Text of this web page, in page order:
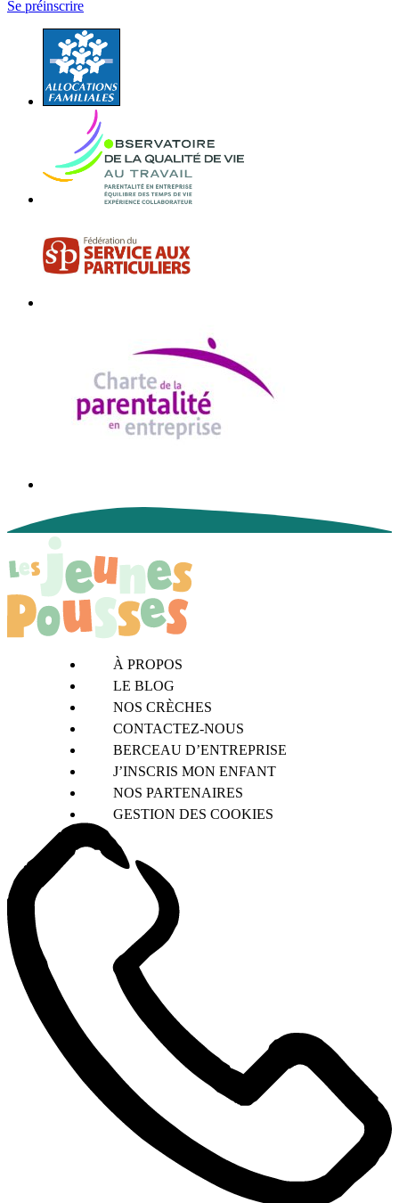
Se préinscrire
À PROPOS
LE BLOG
NOS CRÈCHES
CONTACTEZ-NOUS
BERCEAU D’ENTREPRISE
J’INSCRIS MON ENFANT
NOS PARTENAIRES
GESTION DES COOKIES